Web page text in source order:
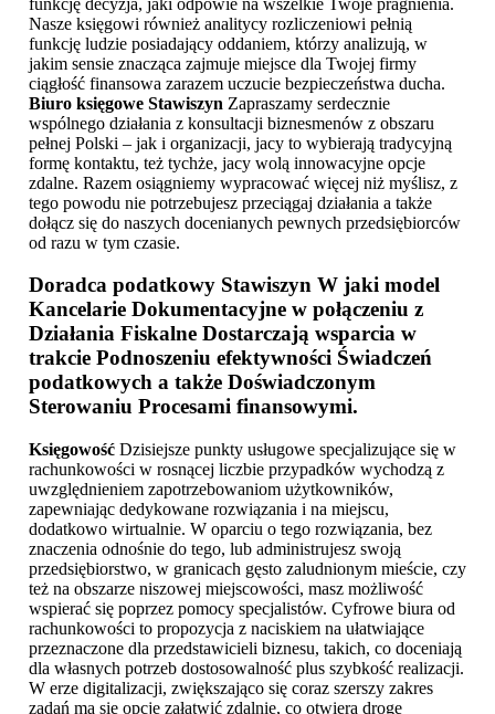
Nasze księgowi również analitycy rozliczeniowi pełnią
funkcję ludzie posiadający oddaniem, którzy analizują, w
jakim sensie znacząca zajmuje miejsce dla Twojej firmy
ciągłość finansowa zarazem uczucie bezpieczeństwa ducha.
Biuro księgowe Stawiszyn Zapraszamy serdecznie
wspólnego działania z konsultacji biznesmenów z obszaru
pełnej Polski – jak i organizacji, jacy to wybierają tradycyjną
formę kontaktu, też tychże, jacy wolą innowacyjne opcje
zdalne. Razem osiągniemy wypracować więcej niż myślisz, z
tego powodu nie potrzebujesz przeciągaj działania a także
dołącz się do naszych docenianych pewnych przedsiębiorców
od razu w tym czasie.
Doradca podatkowy Stawiszyn W jaki model
Kancelarie Dokumentacyjne w połączeniu z
Działania Fiskalne Dostarczają wsparcia w
trakcie Podnoszeniu efektywności Świadczeń
podatkowych a także Doświadczonym
Sterowaniu Procesami finansowymi.
Księgowość Dzisiejsze punkty usługowe specjalizujące się w
rachunkowości w rosnącej liczbie przypadków wychodzą z
uwzględnieniem zapotrzebowaniom użytkowników,
zapewniając dedykowane rozwiązania i na miejscu,
dodatkowo wirtualnie. W oparciu o tego rozwiązania, bez
znaczenia odnośnie do tego, lub administrujesz swoją
przedsiębiorstwo, w granicach gęsto zaludnionym mieście, czy
też na obszarze niszowej miejscowości, masz możliwość
wspierać się poprzez pomocy specjalistów. Cyfrowe biura od
rachunkowości to propozycja z naciskiem na ułatwiające
przeznaczone dla przedstawicieli biznesu, takich, co doceniają
dla własnych potrzeb dostosowalność plus szybkość realizacji.
W erze digitalizacji, zwiększająco się coraz szerszy zakres
zadań ma się opcję załatwić zdalnie, co otwiera drogę